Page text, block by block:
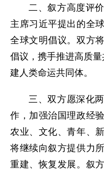
二、叙方高度评
主席习近平提出的全
全球文明倡议。双方
倡议，携手推进高质量
建人类命运共同体。
三、双方愿深化
作，加强治国理政经
农业、文化、青年、
将继续向叙方提供力
重建、恢复发展。叙